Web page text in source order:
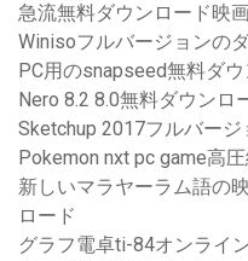
急流無料ダウンロード映
Winisoフルバージョンの
PC用のsnapseed無料ダ
Nero 8.2 8.0無料ダウンロ
Sketchup 2017フルバー
Pokemon nxt pc game高
新しいマラヤーラム語の
ロード
グラフ電卓ti-84オンライ